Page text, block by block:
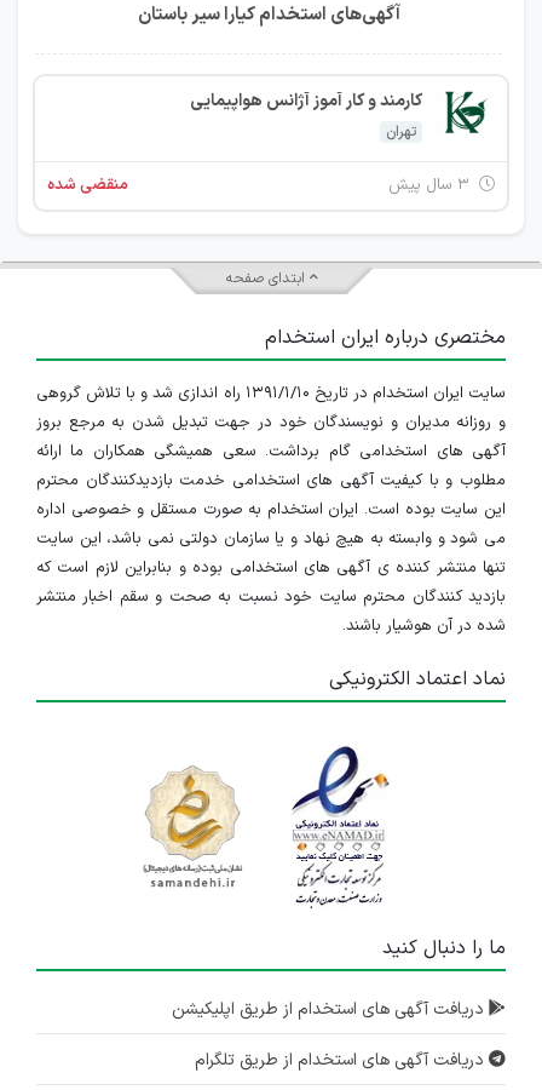
آگهی‌های استخدام کیارا سیر باستان
کارمند و کار آموز آژانس هواپیمایی
تهران
منقضی شده
ابتدای صفحه
مختصری درباره ایران استخدام
سایت ایران استخدام در تاریخ ۱۳۹۱/۱/۱۰ راه اندازی شد و با تلاش گروهی
و روزانه مدیران و نویسندگان خود در جهت تبدیل شدن به مرجع بروز
آگهی های استخدامی گام برداشت. سعی همیشگی همکاران ما ارائه
مطلوب و با کیفیت آگهی های استخدامی خدمت بازدیدکنندگان محترم
این سایت بوده است. ایران استخدام به صورت مستقل و خصوصی اداره
می شود و وابسته به هیچ نهاد و یا سازمان دولتی نمی باشد، این سایت
تنها منتشر کننده ی آگهی های استخدامی بوده و بنابراین لازم است که
بازدید کنندگان محترم سایت خود نسبت به صحت و سقم اخبار منتشر
شده در آن هوشیار باشند.
نماد اعتماد الکترونیکی
ما را دنبال کنید
دریافت آگهی های استخدام از طریق اپلیکیشن
دریافت آگهی های استخدام از طریق تلگرام